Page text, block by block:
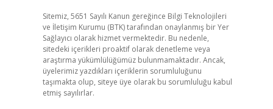
Sitemiz, 5651 Sayılı Kanun gereğince Bilgi Teknolojileri
ve İletişim Kurumu (BTK) tarafından onaylanmış bir Yer
Sağlayıcı olarak hizmet vermektedir. Bu nedenle,
sitedeki içerikleri proaktif olarak denetleme veya
araştırma yükümlülüğümüz bulunmamaktadır. Ancak,
üyelerimiz yazdıkları içeriklerin sorumluluğunu
taşımakta olup, siteye üye olarak bu sorumluluğu kabul
etmiş sayılırlar.